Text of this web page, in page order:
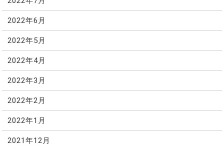
2022年6月
2022年5月
2022年4月
2022年3月
2022年2月
2022年1月
2021年12月